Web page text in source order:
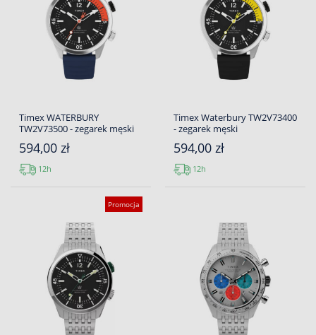
Timex WATERBURY
TW2V73500 - zegarek męski
594,00 zł
12h
Timex Waterbury TW2V73400
- zegarek męski
594,00 zł
12h
Promocja